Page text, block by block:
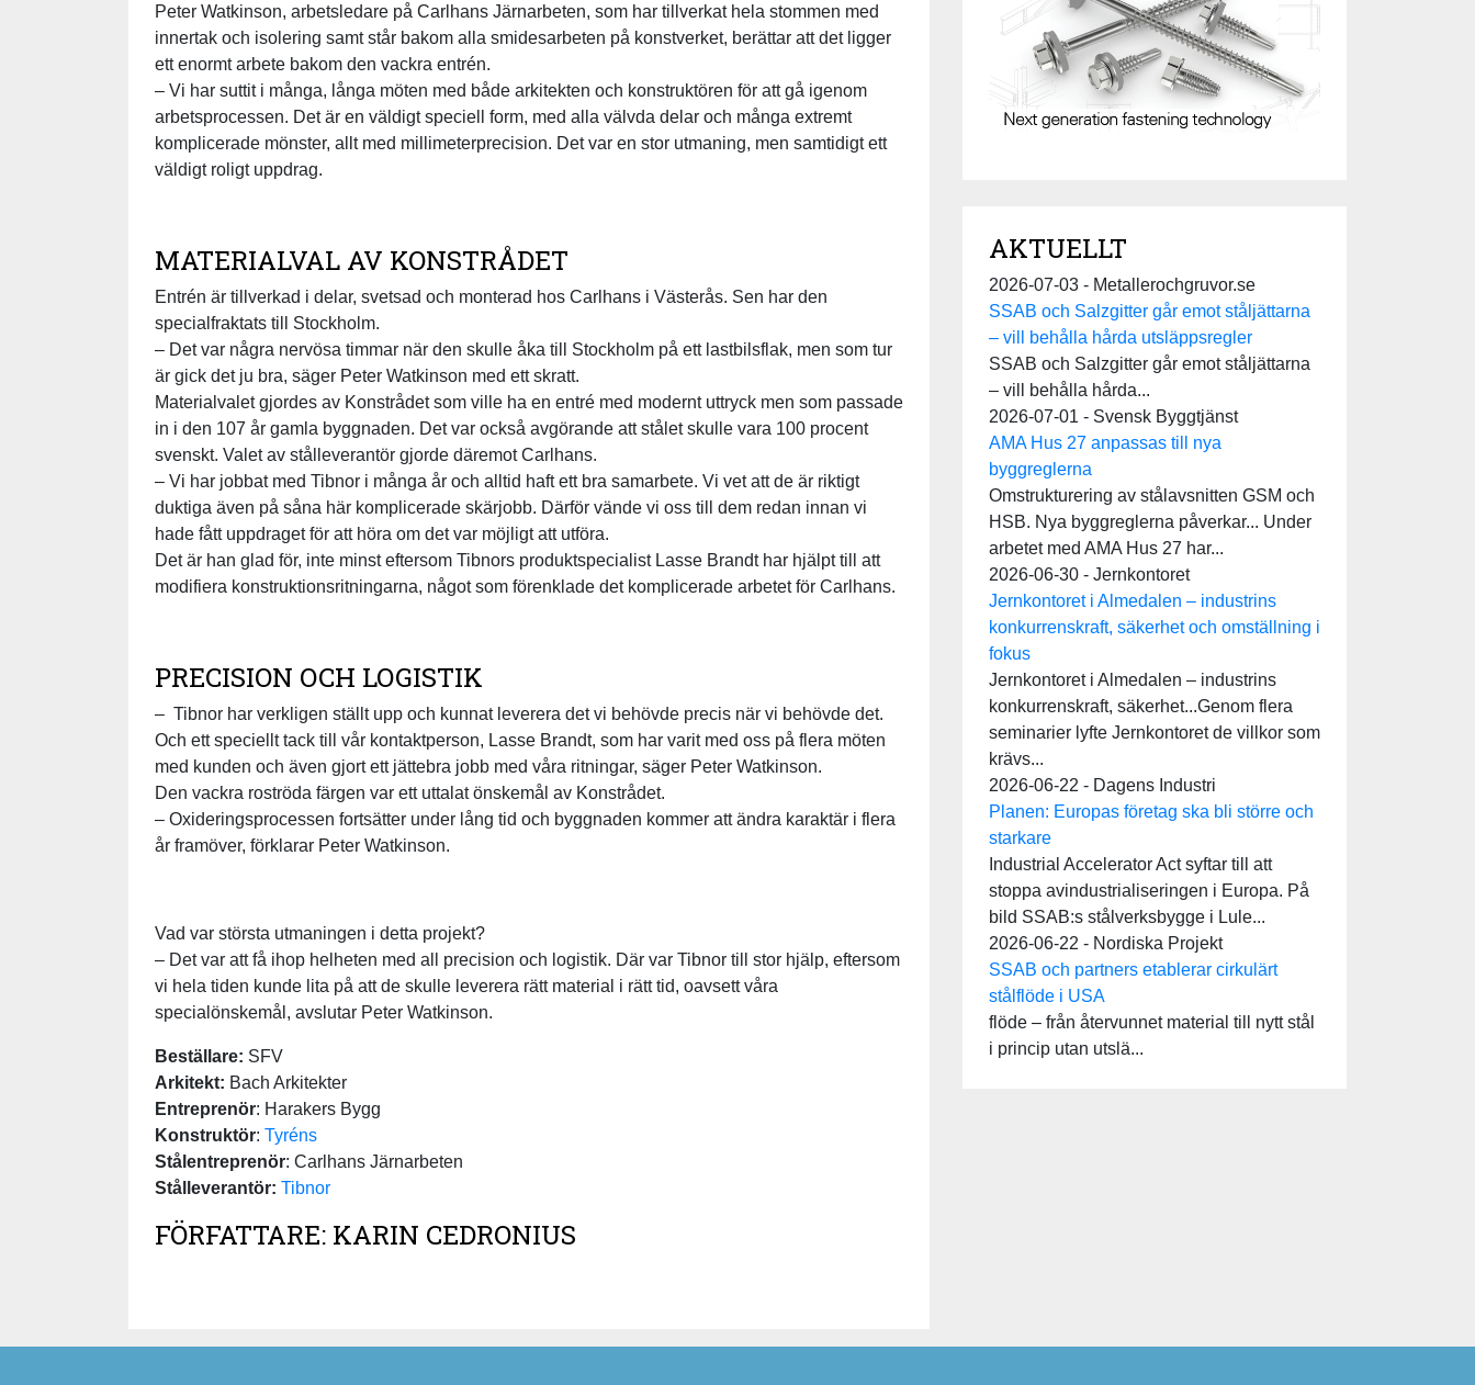
Peter Watkinson, arbetsledare på Carlhans Järnarbeten, som har tillverkat hela stommen med
innertak och isolering samt står bakom alla smidesarbeten på konstverket, berättar att det ligger
ett enormt arbete bakom den vackra entrén.
– Vi har suttit i många, långa möten med både arkitekten och konstruktören för att gå igenom
arbetsprocessen. Det är en väldigt speciell form, med alla välvda delar och många extremt
komplicerade mönster, allt med millimeterprecision. Det var en stor utmaning, men samtidigt ett
väldigt roligt uppdrag.
MATERIALVAL AV KONSTRÅDET
Entrén är tillverkad i delar, svetsad och monterad hos Carlhans i Västerås. Sen har den
specialfraktats till Stockholm.
– Det var några nervösa timmar när den skulle åka till Stockholm på ett lastbilsflak, men som tur
är gick det ju bra, säger Peter Watkinson med ett skratt.
Materialvalet gjordes av Konstrådet som ville ha en entré med modernt uttryck men som passade
in i den 107 år gamla byggnaden. Det var också avgörande att stålet skulle vara 100 procent
svenskt. Valet av stålleverantör gjorde däremot Carlhans.
– Vi har jobbat med Tibnor i många år och alltid haft ett bra samarbete. Vi vet att de är riktigt
duktiga även på såna här komplicerade skärjobb. Därför vände vi oss till dem redan innan vi
hade fått uppdraget för att höra om det var möjligt att utföra.
Det är han glad för, inte minst eftersom Tibnors produktspecialist Lasse Brandt har hjälpt till att
modifiera konstruktionsritningarna, något som förenklade det komplicerade arbetet för Carlhans.
PRECISION OCH LOGISTIK
– Tibnor har verkligen ställt upp och kunnat leverera det vi behövde precis när vi behövde det.
Och ett speciellt tack till vår kontaktperson, Lasse Brandt, som har varit med oss på flera möten
med kunden och även gjort ett jättebra jobb med våra ritningar, säger Peter Watkinson.
Den vackra roströda färgen var ett uttalat önskemål av Konstrådet.
– Oxideringsprocessen fortsätter under lång tid och byggnaden kommer att ändra karaktär i flera
år framöver, förklarar Peter Watkinson.
Vad var största utmaningen i detta projekt?
– Det var att få ihop helheten med all precision och logistik. Där var Tibnor till stor hjälp, eftersom
vi hela tiden kunde lita på att de skulle leverera rätt material i rätt tid, oavsett våra
specialönskemål, avslutar Peter Watkinson.
Beställare: SFV
Arkitekt: Bach Arkitekter
Entreprenör: Harakers Bygg
Konstruktör: Tyréns
Stålentreprenör: Carlhans Järnarbeten
Stålleverantör: Tibnor
FÖRFATTARE: KARIN CEDRONIUS
AKTUELLT
2026-07-03 - Metallerochgruvor.se
SSAB och Salzgitter går emot ståljättarna
– vill behålla hårda utsläppsregler
SSAB och Salzgitter går emot ståljättarna
– vill behålla hårda...
2026-07-01 - Svensk Byggtjänst
AMA Hus 27 anpassas till nya
byggreglerna
Omstrukturering av stålavsnitten GSM och
HSB. Nya byggreglerna påverkar... Under
arbetet med AMA Hus 27 har...
2026-06-30 - Jernkontoret
Jernkontoret i Almedalen – industrins
konkurrenskraft, säkerhet och omställning i
fokus
Jernkontoret i Almedalen – industrins
konkurrenskraft, säkerhet...Genom flera
seminarier lyfte Jernkontoret de villkor som
krävs...
2026-06-22 - Dagens Industri
Planen: Europas företag ska bli större och
starkare
Industrial Accelerator Act syftar till att
stoppa avindustrialiseringen i Europa. På
bild SSAB:s stålverksbygge i Lule...
2026-06-22 - Nordiska Projekt
SSAB och partners etablerar cirkulärt
stålflöde i USA
flöde – från återvunnet material till nytt stål
i princip utan utslä...